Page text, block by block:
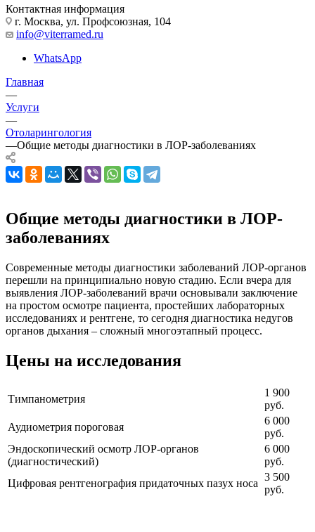
Контактная информация
г. Москва, ул. Профсоюзная, 104
info@viterramed.ru
WhatsApp
Главная
—
Услуги
—
Отоларингология
—Общие методы диагностики в ЛОР-заболеваниях
Общие методы диагностики в ЛОР-
заболеваниях
Современные методы диагностики заболеваний ЛОР-органов
перешли на принципиально новую стадию. Если вчера для
выявления ЛОР-заболеваний врачи основывали заключение
на простом осмотре пациента, простейших лабораторных
исследованиях и рентгене, то сегодня диагностика недугов
органов дыхания – сложный многоэтапный процесс.
Цены на исследования
Тимпанометрия
1 900
руб.
Аудиометрия пороговая
6 000
руб.
Эндоскопический осмотр ЛОР-органов
(диагностический)
6 000
руб.
Цифровая рентгенография придаточных пазух носа
3 500
руб.